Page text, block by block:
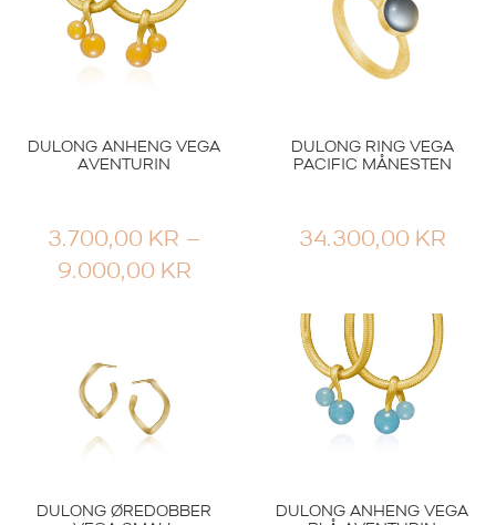
DULONG ANHENG VEGA
AVENTURIN
3.700,00 KR –
9.000,00 KRPRISOMRÅDE:
9.000,00 KR
DULONG RING VEGA
PACIFIC MÅNESTEN
34.300,00 KR
DULONG ØREDOBBER
DULONG ANHENG VEGA